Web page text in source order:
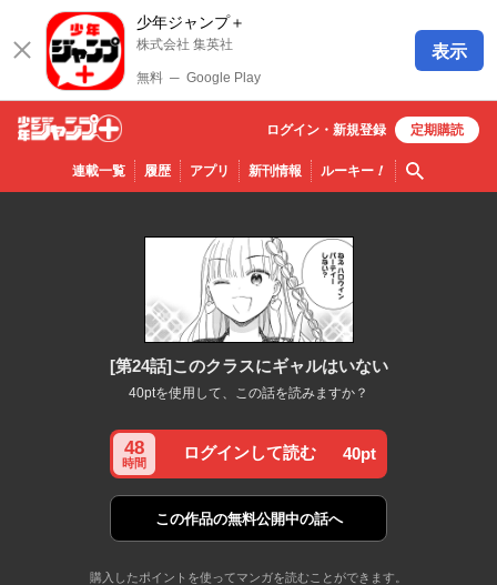
少年ジャンプ＋
株式会社 集英社
無料 ─ Google Play
表示
少年ジ
ャンプ
連載一覧 履歴 アプリ 新刊情報 ルーキー！ 検索
ログイン・ 新規登録 定期購読
[第24話]このクラスにギャルはいない
40ptを使用して、この話を読みますか？
48
時間
ログインして読む 40pt
この作品の無料公開中の話へ
購入したポイントを使ってマンガを読むことができます。